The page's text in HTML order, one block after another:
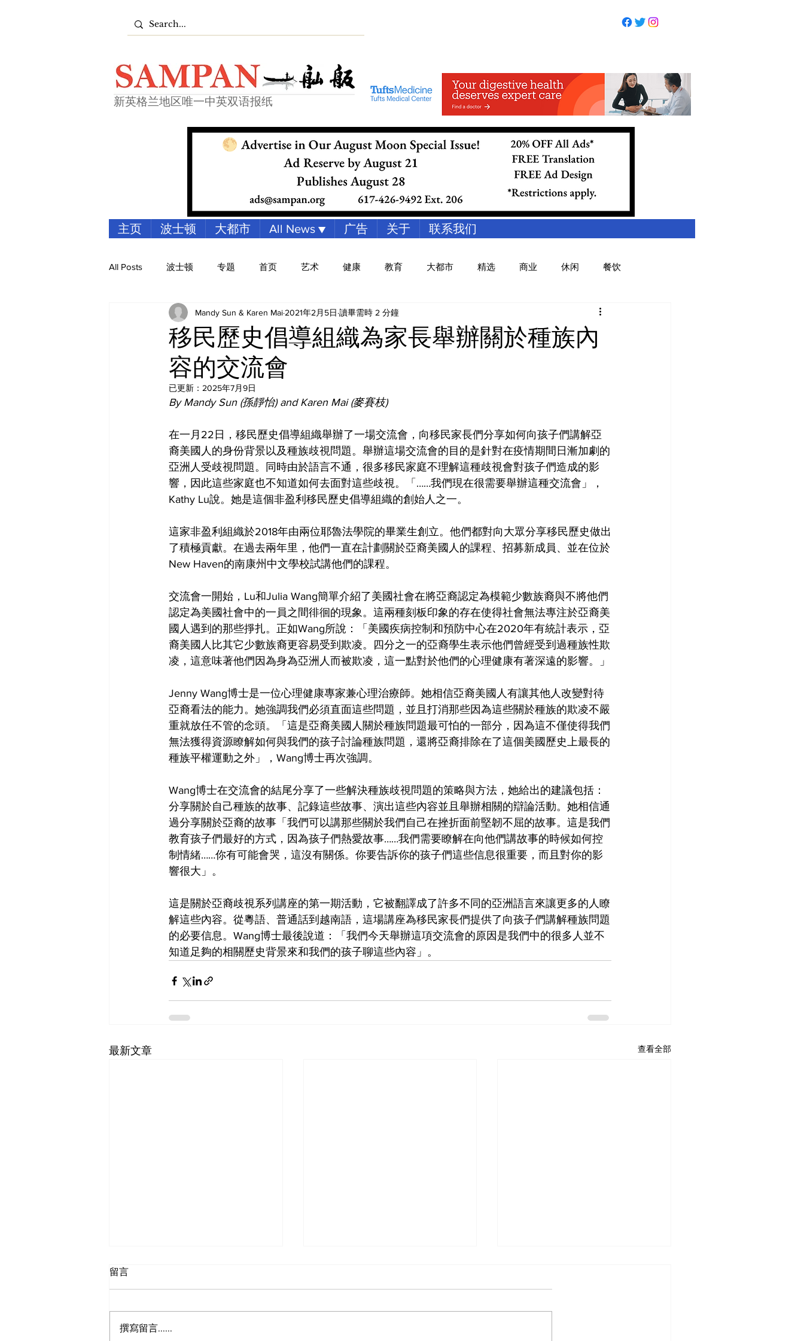
新英格兰地区唯一中英双语报纸
主页 波士顿 大都市 All News ▼ 广告 关于 联系我们
All Posts 波士顿 专题 首页 艺术 健康 教育 大都市 精选 商业 休闲 餐饮
移民歷史倡導組織為家長舉辦關於種族內
容的交流會
Mandy Sun & Karen Mai 2021年2月5日 讀畢需時 2 分鐘
已更新： 2025年7月9日
By Mandy Sun (孫靜怡) and Karen Mai (麥賽枝)
在一月22日，移民歷史倡導組織舉辦了一場交流會，向移民家長們分享如何向孩子們講解亞
裔美國人的身份背景以及種族歧視問題。舉辦這場交流會的目的是針對在疫情期間日漸加劇的
亞洲人受歧視問題。同時由於語言不通，很多移民家庭不理解這種歧視會對孩子們造成的影
響，因此這些家庭也不知道如何去面對這些歧視。「……我們現在很需要舉辦這種交流會」，
Kathy Lu說。她是這個非盈利移民歷史倡導組織的創始人之一。
這家非盈利組織於2018年由兩位耶魯法學院的畢業生創立。他們都對向大眾分享移民歷史做出
了積極貢獻。在過去兩年里，他們一直在計劃關於亞裔美國人的課程、招募新成員、並在位於
New Haven的南康州中文學校試講他們的課程。
交流會一開始，Lu和Julia Wang簡單介紹了美國社會在將亞裔認定為模範少數族裔與不將他們
認定為美國社會中的一員之間徘徊的現象。這兩種刻板印象的存在使得社會無法專注於亞裔美
國人遇到的那些掙扎。正如Wang所說：「美國疾病控制和預防中心在2020年有統計表示，亞
裔美國人比其它少數族裔更容易受到欺凌。四分之一的亞裔學生表示他們曾經受到過種族性欺
凌，這意味著他們因為身為亞洲人而被欺凌，這一點對於他們的心理健康有著深遠的影響。」
Jenny Wang博士是一位心理健康專家兼心理治療師。她相信亞裔美國人有讓其他人改變對待
亞裔看法的能力。她強調我們必須直面這些問題，並且打消那些因為這些關於種族的欺凌不嚴
重就放任不管的念頭。「這是亞裔美國人關於種族問題最可怕的一部分，因為這不僅使得我們
無法獲得資源瞭解如何與我們的孩子討論種族問題，還將亞裔排除在了這個美國歷史上最長的
種族平權運動之外」，Wang博士再次強調。
Wang博士在交流會的結尾分享了一些解決種族歧視問題的策略與方法，她給出的建議包括：
分享關於自己種族的故事、記錄這些故事、演出這些內容並且舉辦相關的辯論活動。她相信通
過分享關於亞裔的故事「我們可以講那些關於我們自己在挫折面前堅韌不屈的故事。這是我們
教育孩子們最好的方式，因為孩子們熱愛故事……我們需要瞭解在向他們講故事的時候如何控
制情緒……你有可能會哭，這沒有關係。你要告訴你的孩子們這些信息很重要，而且對你的影
響很大」。
這是關於亞裔歧視系列講座的第一期活動，它被翻譯成了許多不同的亞洲語言來讓更多的人瞭
解這些內容。從粵語、普通話到越南語，這場講座為移民家長們提供了向孩子們講解種族問題
的必要信息。Wang博士最後說道：「我們今天舉辦這項交流會的原因是我們中的很多人並不
知道足夠的相關歷史背景來和我們的孩子聊這些內容」。
最新文章 查看全部
留言
撰寫留言......